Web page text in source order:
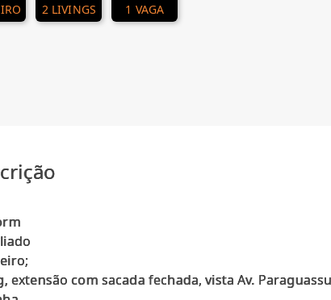
2 LIVINGS 1 VAGA
extensão com sacada fechada, vista Av. Paraguassu